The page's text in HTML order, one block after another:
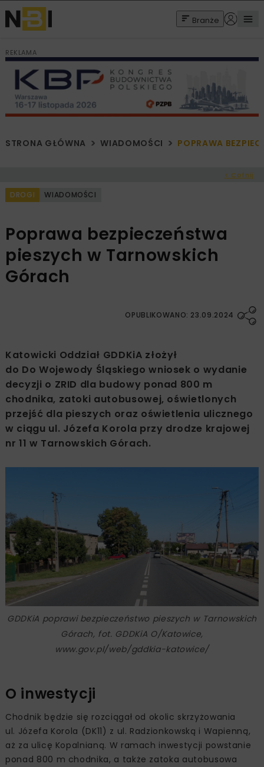
Branże
REKLAMA
STRONA GŁÓWNA WIADOMOŚCI POPRAWA
< Cofnij
DROGI WIADOMOŚCI
Poprawa bezpieczeństwa
pieszych w Tarnowskich
Górach
OPUBLIKOWANO: 23.09.2024
Katowicki Oddział GDDKiA złożył
do Do Wojewody Śląskiego wniosek o wydanie
decyzji o ZRID dla budowy ponad 800 m
chodnika, zatoki autobusowej, oświetlonych
przejść dla pieszych oraz oświetlenia ulicznego
w ciągu ul. Józefa Korola przy drodze krajowej
nr 11 w Tarnowskich Górach.
GDDKiA poprawi bezpieczeństwo pieszych w Tarnowskich
Górach, fot. GDDKiA O/Katowice,
www.gov.pl/web/gddkia-katowice/
O inwestycji
Chodnik będzie się rozciągał od okolic skrzyżowania
ul. Józefa Korola (DK11) z ul. Radzionkowską i Wapienną,
aż za ulicę Kopalnianą. W ramach inwestycji powstanie
ponad 800 m chodnika, a także zatoka autobusowa